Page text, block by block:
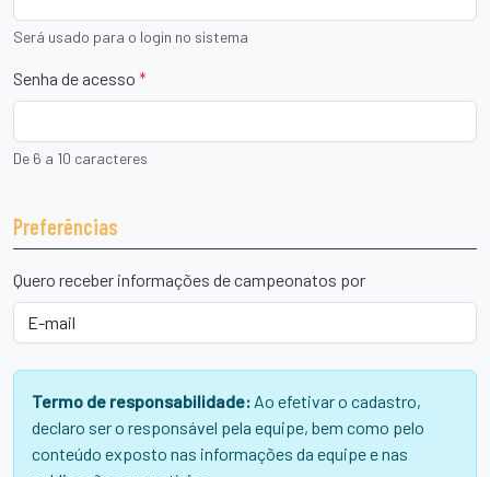
Será usado para o login no sistema
Senha de acesso *
De 6 a 10 caracteres
Preferências
Quero receber informações de campeonatos por
Termo de responsabilidade: Ao efetivar o cadastro,
declaro ser o responsável pela equipe, bem como pelo
conteúdo exposto nas informações da equipe e nas